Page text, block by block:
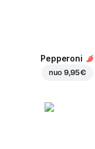
Pepperoni
nuo9,95 €